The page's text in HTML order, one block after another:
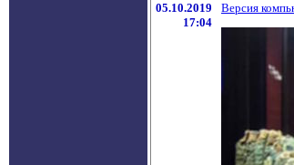
05.10.2019
17:04
Версия